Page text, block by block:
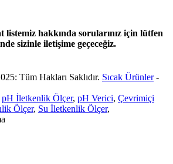
hakkında sorularınız için lütfen
sizinle iletişime geçeceğiz.
Tüm Hakları Saklıdır. Sıcak Ürünler-
pH İletkenlik Ölçer, pH Verici, Çevrimiçi
Ölçer, Su İletkenlik Ölçer,